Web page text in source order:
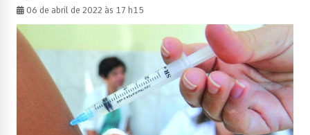
06 de abril de 2022 às 17 h15